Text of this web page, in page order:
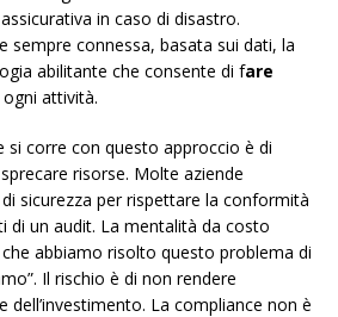
in caso di disastro.
sempre connessa, basata sui dati, la
abilitante che consente di fare
ogni attività.
si corre con questo approccio è di
risorse. Molte aziende
sicurezza per rispettare la conformità
di un audit. La mentalità da costo
abbiamo risolto questo problema di
Il rischio è di non rendere
La compliance non è